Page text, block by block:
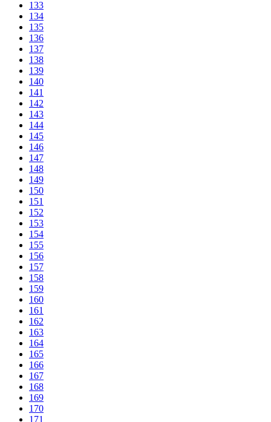
133
134
135
136
137
138
139
140
141
142
143
144
145
146
147
148
149
150
151
152
153
154
155
156
157
158
159
160
161
162
163
164
165
166
167
168
169
170
171